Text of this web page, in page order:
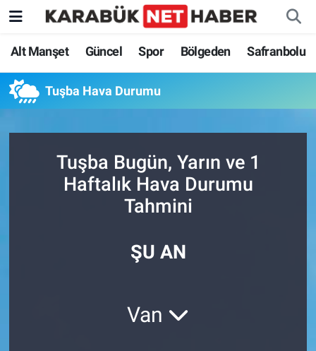
Alt Manşet Güncel Spor Bölgeden Safranbolu
Tuşba Hava Durumu
Tuşba Bugün, Yarın ve 1
Haftalık Hava Durumu
Tahmini
ŞU AN
Van